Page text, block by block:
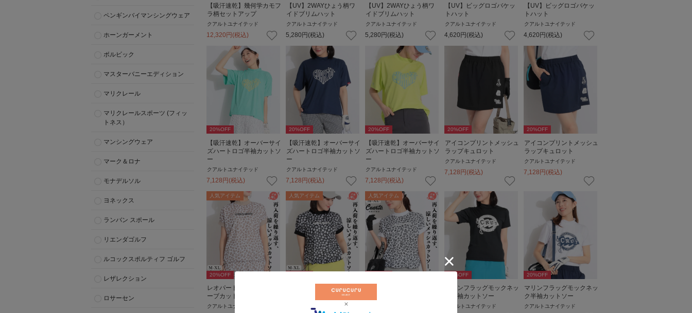
ペンギンバイマンシングウェア
ホーンガーメント
ボルビック
マスターバニーエディション
マリクレール
マリクレールスポーツ (フィッ
トネス）
マンシングウェア
マーク＆ロナ
モナデルソル
ヨネックス
ランバン スポール
リエンダゴルフ
ルコックスポルティフ ゴルフ
レザレクション
ロサーセン
【吸汗速乾】幾何学カモフ
ラ柄セットアップ
クアルトユナイテッド
12,320 円 (税込)
【UV】2WAYひょう柄ワ
イドブリムハット
クアルトユナイテッド
5,280 円(税込)
【UV】2WAYひょう柄ワ
イドブリムハット
クアルトユナイテッド
5,280 円(税込)
【UV】ビッグロゴバケッ
トハット
クアルトユナイテッド
4,620 円(税込)
【UV】ビッグロゴバケッ
トハット
クアルトユナイテッド
4,620 円(税込)
20%OFF
【吸汗速乾】オーバーサイ
ズハートロゴ半袖カットソ
ー
クアルトユナイテッド
7,128 円 (税込)
20%OFF
【吸汗速乾】オーバーサイ
ズハートロゴ半袖カットソ
ー
クアルトユナイテッド
7,128 円 (税込)
20%OFF
【吸汗速乾】オーバーサイ
ズハートロゴ半袖カットソ
ー
クアルトユナイテッド
7,128 円 (税込)
20%OFF
アイコンプリントメッシュ
ラップキュロット
クアルトユナイテッド
7,128 円 (税込)
20%OFF
アイコンプリントメッシュ
ラップキュロット
クアルトユナイテッド
7,128 円 (税込)
人気アイテム
20%OFF
レオパード柄ラグランスリ
ーブカットソー
クアルトユナイテッド
人気アイテム
レオパード柄ラグランスリ
人気アイテム
%OFF
マリンフラッグモックネッ
ク半袖カットソー
クアルトユナイテッド
20%OFF
マリンフラッグモックネッ
ク半袖カットソー
クアルトユナイテッド